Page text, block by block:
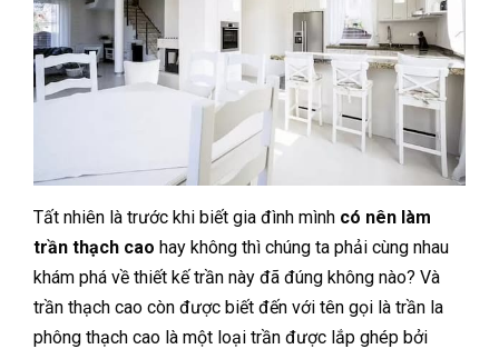
Tất nhiên là trước khi biết gia đình mình có nên làm
trần thạch cao hay không thì chúng ta phải cùng nhau
khám phá về thiết kế trần này đã đúng không nào? Và
trần thạch cao còn được biết đến với tên gọi là trần la
phông thạch cao là một loại trần được lắp ghép bởi